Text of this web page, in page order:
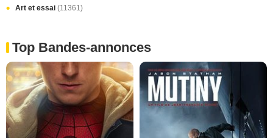
Art et essai (11361)
Top Bandes-annonces